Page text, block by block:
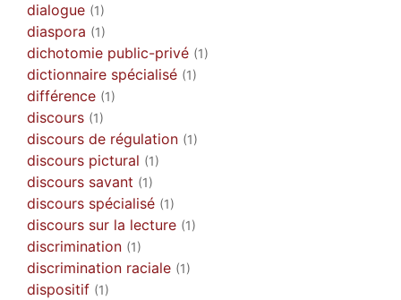
dialogue (1)
diaspora (1)
dichotomie public-privé (1)
dictionnaire spécialisé (1)
différence (1)
discours (1)
discours de régulation (1)
discours pictural (1)
discours savant (1)
discours spécialisé (1)
discours sur la lecture (1)
discrimination (1)
discrimination raciale (1)
dispositif (1)